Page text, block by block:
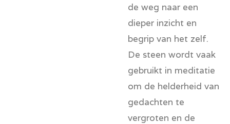
de weg naar een
dieper inzicht en
begrip van het zelf.
De steen wordt vaak
gebruikt in meditatie
om de helderheid van
gedachten te
vergroten en de